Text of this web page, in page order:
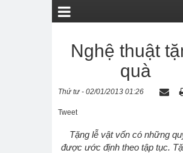
Nghệ thuật
quà
Thứ tư - 02/01/2013 01:26
Tweet
Tặng lễ vật vốn có những
được ước định theo tập tục.